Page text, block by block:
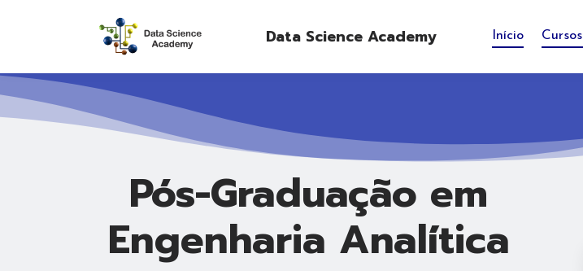
Data Science Academy Início Cursos
Pós-Graduação em
Engenharia Analítica